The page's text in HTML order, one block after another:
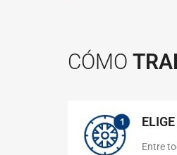
CÓMO
Entre